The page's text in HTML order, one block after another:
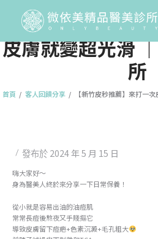
【新竹皮秒推薦
皮膚就變超光滑
所
首頁 客人回饋分享 【新竹皮秒推薦】來打一
發布於 2024 年 5 月 15 日
嗨大家好～
身為醫美人終於來分享一下日常保養！
從小就是容易出油的油痘肌
常常長痘後熬夜又手賤摳它
導致皮膚留下痘疤+色素沉澱+毛孔粗大